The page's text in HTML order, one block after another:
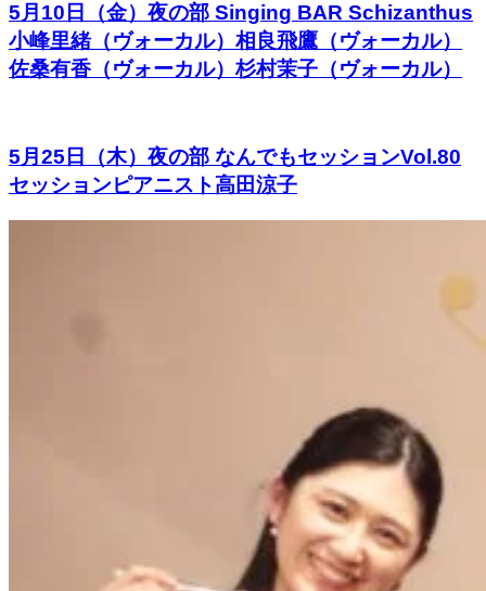
5月10日（金）夜の部 Singing BAR Schizanthus
小峰里緒（ヴォーカル）相良飛鷹（ヴォーカル）
佐桑有香（ヴォーカル）杉村茉子（ヴォーカル）
5月25日（木）夜の部 なんでもセッションVol.80
セッションピアニスト高田涼子